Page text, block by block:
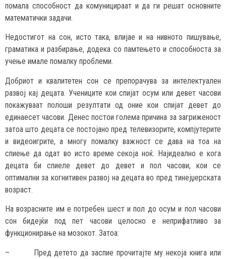
помала способност да комуницираат и да ги решат основните
математички задачи.
Недостигот на сон, исто така, влијае и на нивното пишување,
граматика и разбирање, додека со памтењето и способноста за
учење имале помалку проблеми.
Добриот и квалитетен сон се препорачува за интелектуален
развој кај децата. Учениците кои спијат осум или девет часови
покажуваат полоши резултати од оние кои спијат девет до
единаесет часови. Денес постои голема причина за загриженост
затоа што децата се постојано пред телевизорите, компјутерите
и видеоигрите, а многу помалку важност се дава на тоа на
спиење да одат во исто време секоја ноќ. Најидеално е кога
децата би спиеле девет до девет и пол часови, кои се
оптимални за когнитивен развој на децата во пред тинејџерската
возраст.
На возрасните им е потребен шест и пол до осум и пол часови
сон бидејќи под пет часови целосно е неприфатливо за
функционирање на мозокот. Затоа:
– Пред детето да заспие прочитајте му некоја книга или